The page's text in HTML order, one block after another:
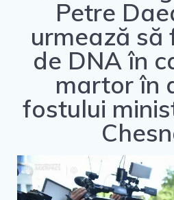
Petre
urmează să
de DNA în
martor în
fostului